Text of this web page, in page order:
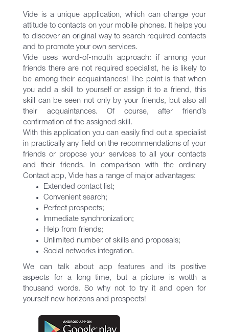
Vide is a unique application, which can change your
attitude to contacts on your mobile phones. It helps you
to discover an original way to search required contacts
and to promote your own services.
Vide uses word-of-mouth approach: if among your
friends there are not required specialist, he is likely to
be among their acquaintances! The point is that when
you add a skill to yourself or assign it to a friend, this
skill can be seen not only by your friends, but also all
their acquaintances. Of course, after friend’s
confirmation of the assigned skill.
With this application you can easily find out a specialist
in practically any field on the recommendations of your
friends or propose your services to all your contacts
and their friends. In comparison with the ordinary
Contact app, Vide has a range of major advantages:
Extended contact list;
Convenient search;
Perfect prospects;
Immediate synchronization;
Help from friends;
Unlimited number of skills and proposals;
Social networks integration.
We can talk about app features and its positive
aspects for a long time, but a picture is wotth a
thousand words. So why not to try it and open for
yourself new horizons and prospects!